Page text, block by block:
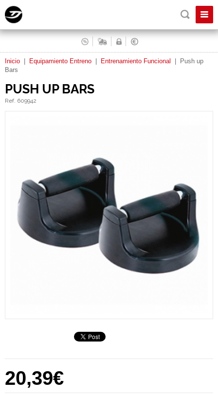
Inicio Equipamiento Entreno Entrenamiento Funcional
Push up
Bars
PUSH UP BARS
Ref. 609942
20,39€